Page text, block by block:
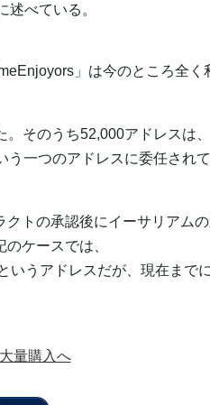
べている。
」は今のところ全く
そのうち52,000アドレスは、
一つのアドレスに委任されて
クトの承認後にイーサリアム
ケースでは、
いうアドレスだが、現在までに
量購入へ